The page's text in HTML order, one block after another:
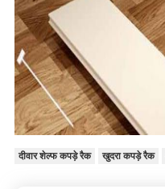
दीवार शेल्फ कपड़े रैक खुदरा कपड़े रैक